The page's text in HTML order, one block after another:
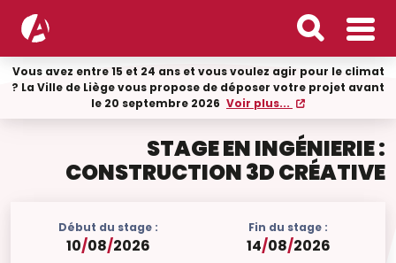
Vous avez entre 15 et 24 ans et vous voulez agir pour le climat
? La Ville de Liège vous propose de déposer votre projet avant
le 20 septembre 2026 Voir plus...
STAGE EN INGÉNIERIE :
CONSTRUCTION 3D CRÉATIVE
Début du stage :
10/08/2026
Fin du stage :
14/08/2026